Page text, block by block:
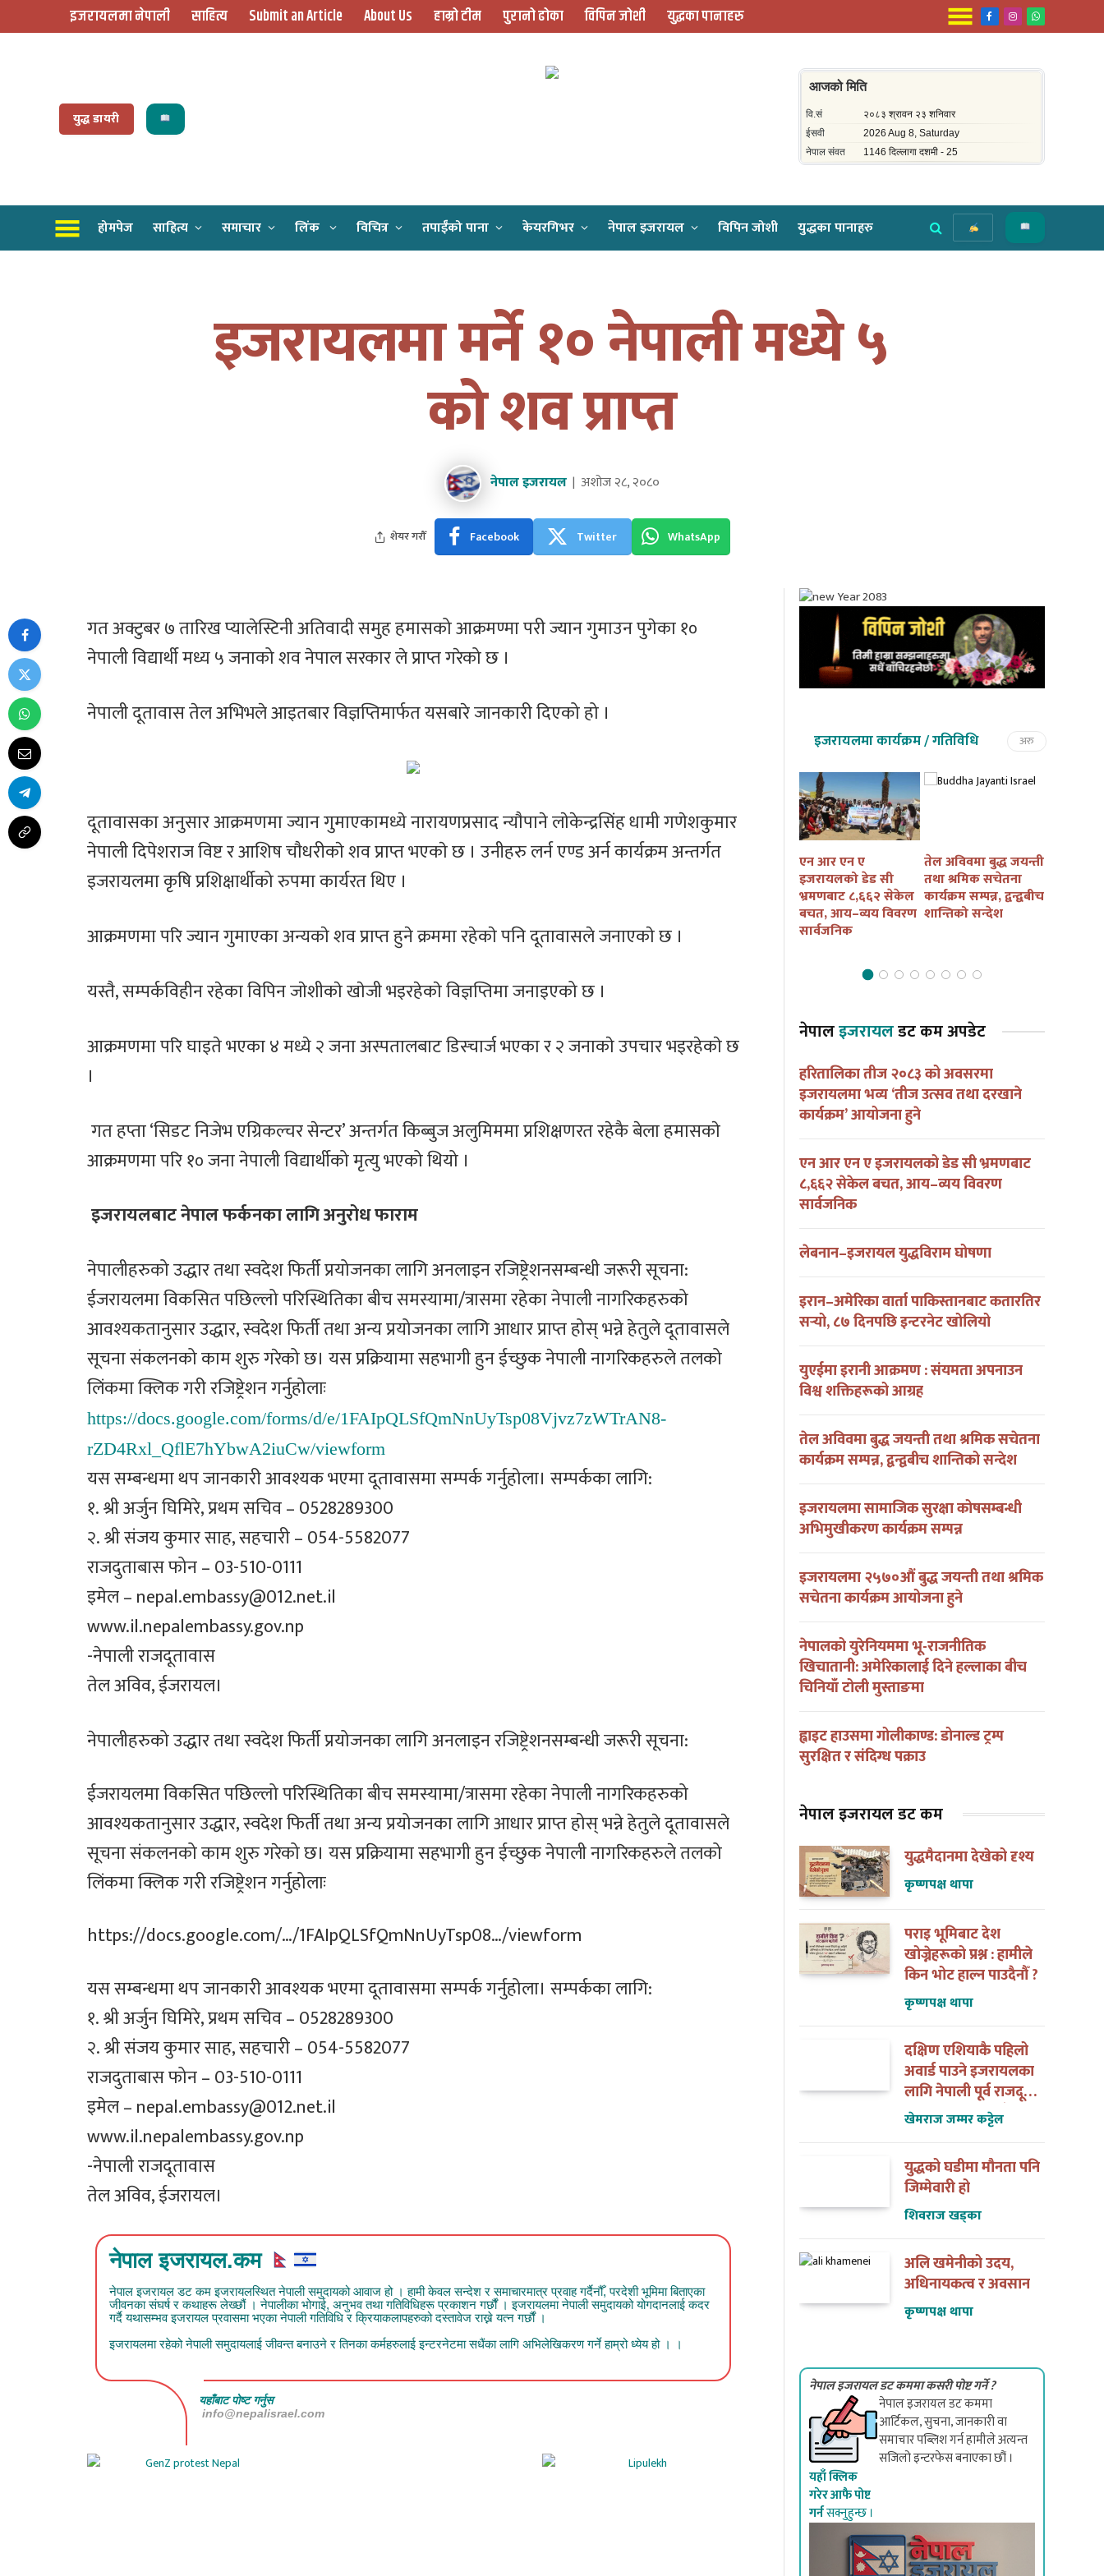
इजरायलमा नेपाली साहित्य Submit an Article About Us हाम्रो टीम पुरानो ढोका विपिन जोशी युद्धका पानाहरु Facebook
InstagramWhatsApp
युद्ध डायरी
होमपेज साहित्य समाचार लिंक विचित्र तपाईँको पाना केयरगिभर नेपाल इजरायल विपिन जोशी युद्धका पानाहरु
इजरायलमा मर्ने १० नेपाली मध्ये ५
को शव प्राप्त
नेपाल इजरायल अशोज २८, २०८०
शेयर गरौँ Facebook Twitter WhatsApp
गत अक्टुबर ७ तारिख प्यालेस्टिनी अतिवादी समुह हमासको आक्रमण्मा परी ज्यान गुमाउन पुगेका १०
नेपाली विद्यार्थी मध्य ५ जनाको शव नेपाल सरकार ले प्राप्त गरेको छ ।
नेपाली दूतावास तेल अभिभले आइतबार विज्ञप्तिमार्फत यसबारे जानकारी दिएको हो ।
दूतावासका अनुसार आक्रमणमा ज्यान गुमाएकामध्ये नारायणप्रसाद न्याैपाने लाेकेन्द्रसिंह धामी गणेशकुमार
नेपाली दिपेशराज विष्ट र आशिष चाैधरीकाे शव प्राप्त भएकाे छ । उनीहरु लर्न एण्ड अर्न कार्यक्रम अन्तर्गत
इजरायलमा कृषि प्रशिक्षार्थीको रुपमा कार्यरत थिए ।
आक्रमणमा परि ज्यान गुमाएका अन्यकाे शव प्राप्त हुने क्रममा रहेकाे पनि दूतावासले जनाएकाे छ ।
यस्तै, सम्पर्कविहीन रहेका विपिन जाेशीकाे खाेजी भइरहेकाे विज्ञप्तिमा जनाइएको छ ।
आक्रमणमा परि घाइते भएका ४ मध्ये २ जना अस्पतालबाट डिस्चार्ज भएका र २ जनाकाे उपचार भइरहेकाे छ
।
गत हप्ता ‘सिडट निजेभ एग्रिकल्चर सेन्टर’ अन्तर्गत किब्बुज अलुमिममा प्रशिक्षणरत रहेकै बेला हमासकाे
आक्रमणमा परि १० जना नेपाली विद्यार्थीको मृत्यु भएको थियो ।
इजरायलबाट नेपाल फर्कनका लागि अनुरोध फाराम
नेपालीहरुको उद्धार तथा स्वदेश फिर्ती प्रयोजनका लागि अनलाइन रजिष्ट्रेशनसम्बन्धी जरूरी सूचना:
ईजरायलमा विकसित पछिल्लो परिस्थितिका बीच समस्यामा/त्रासमा रहेका नेपाली नागरिकहरुको
आवश्यकतानुसार उद्धार, स्वदेश फिर्ती तथा अन्य प्रयोजनका लागि आधार प्राप्त होस् भन्ने हेतुले दूतावासले
सूचना संकलनको काम शुरु गरेको छ। यस प्रक्रियामा सहभागी हुन ईच्छुक नेपाली नागरिकहरुले तलको
लिंकमा क्लिक गरी रजिष्ट्रेशन गर्नुहोलाः
https://docs.google.com/forms/d/e/1FAIpQLSfQmNnUyTsp08Vjvz7zWTrAN8-
rZD4Rxl_QflE7hYbwA2iuCw/viewform
यस सम्बन्धमा थप जानकारी आवश्यक भएमा दूतावासमा सम्पर्क गर्नुहोला। सम्पर्कका लागि:
१. श्री अर्जुन घिमिरे, प्रथम सचिव – 0528289300
२. श्री संजय कुमार साह, सहचारी – 054-5582077
राजदुताबास फोन – 03-510-0111
इमेल – nepal.embassy@012.net.il
www.il.nepalembassy.gov.np
-नेपाली राजदूतावास
तेल अविव, ईजरायल।
नेपालीहरुको उद्धार तथा स्वदेश फिर्ती प्रयोजनका लागि अनलाइन रजिष्ट्रेशनसम्बन्धी जरूरी सूचना:
ईजरायलमा विकसित पछिल्लो परिस्थितिका बीच समस्यामा/त्रासमा रहेका नेपाली नागरिकहरुको
आवश्यकतानुसार उद्धार, स्वदेश फिर्ती तथा अन्य प्रयोजनका लागि आधार प्राप्त होस् भन्ने हेतुले दूतावासले
सूचना संकलनको काम शुरु गरेको छ। यस प्रक्रियामा सहभागी हुन ईच्छुक नेपाली नागरिकहरुले तलको
लिंकमा क्लिक गरी रजिष्ट्रेशन गर्नुहोलाः
https://docs.google.com/…/1FAIpQLSfQmNnUyTsp08…/viewform
यस सम्बन्धमा थप जानकारी आवश्यक भएमा दूतावासमा सम्पर्क गर्नुहोला। सम्पर्कका लागि:
१. श्री अर्जुन घिमिरे, प्रथम सचिव – 0528289300
२. श्री संजय कुमार साह, सहचारी – 054-5582077
राजदुताबास फोन – 03-510-0111
इमेल – nepal.embassy@012.net.il
www.il.nepalembassy.gov.np
-नेपाली राजदूतावास
तेल अविव, ईजरायल।
नेपाल इजरायल.कम
नेपाल इजरायल डट कम इजरायलस्थित नेपाली समुदायको आवाज हो । हामी केवल सन्देश र समाचारमात्र प्रवाह गर्दैनौँ, परदेशी भूमिमा बिताएका
जीवनका संघर्ष र कथाहरू लेख्छौं । नेपालीका भोगाई, अनुभव तथा गतिविधिहरू प्रकाशन गर्छौं । इजरायलमा नेपाली समुदायको योगदानलाई कदर
गर्दै यथासम्भव इजरायल प्रवासमा भएका नेपाली गतिविधि र क्रियाकलापहरुको दस्तावेज राख्ने यत्न गर्छौं ।
इजरायलमा रहेको नेपाली समुदायलाई जीवन्त बनाउने र तिनका कर्महरुलाई इन्टरनेटमा सधैंका लागि अभिलेखिकरण गर्ने हाम्रो ध्येय हो । ।
यहाँबाट पोष्ट गर्नुस
info@nepalisrael.com
इजरायलमा कार्यक्रम / गतिविधि अरु
नेपाल तामाङ घेदुङ
गायक छेवाङ लामा
इजरायल आउने
इजरायलमा ‘तमु तल्हो एन आर एन ए
इजरायलको डेड सी
भ्रमणबाट ८,६६२ सेकेल
बचत, आय–व्यय विवरण
सार्वजनिक
तेल अविवमा बुद्ध जयन्ती
तथा श्रमिक सचेतना
कार्यक्रम सम्पन्न, द्वन्द्वबीच
शान्तिको सन्देश
नेपालइजरायलडट कम अपडेट
हरितालिका तीज २०८३ को अवसरमा
इजरायलमा भव्य ‘तीज उत्सव तथा दरखाने
कार्यक्रम’ आयोजना हुने
एन आर एन ए इजरायलको डेड सी भ्रमणबाट
८,६६२ सेकेल बचत, आय–व्यय विवरण
सार्वजनिक
लेबनान–इजरायल युद्धविराम घोषणा
इरान–अमेरिका वार्ता पाकिस्तानबाट कतारतिर
सर्‍यो, ८७ दिनपछि इन्टरनेट खोलियो
युएईमा इरानी आक्रमण : संयमता अपनाउन
विश्व शक्तिहरूको आग्रह
तेल अविवमा बुद्ध जयन्ती तथा श्रमिक सचेतना
कार्यक्रम सम्पन्न, द्वन्द्वबीच शान्तिको सन्देश
इजरायलमा सामाजिक सुरक्षा कोषसम्बन्धी
अभिमुखीकरण कार्यक्रम सम्पन्न
इजरायलमा २५७०औं बुद्ध जयन्ती तथा श्रमिक
सचेतना कार्यक्रम आयोजना हुने
नेपालको युरेनियममा भू-राजनीतिक
खिचातानी: अमेरिकालाई दिने हल्लाका बीच
चिनियाँ टोली मुस्ताङमा
ह्वाइट हाउसमा गोलीकाण्ड: डोनाल्ड ट्रम्प
सुरक्षित र संदिग्ध पक्राउ
नेपाल इजरायल डट कम
युद्धमैदानमा देखेको दृश्य
कृष्णपक्ष थापा
पराइ भूमिबाट देश
खोज्नेहरूको प्रश्न : हामीले
किन भोट हाल्न पाउदैनौँ ?
कृष्णपक्ष थापा
दक्षिण एशियाकै पहिलो
अवार्ड पाउने इजरायलका
लागि नेपाली पूर्व राजदूत
डा. अन्जान शाक्यसँगको
खेमराज जम्मर कट्टेल
युद्धको घडीमा मौनता पनि
जिम्मेवारी हो
शिवराज खड्का
अलि खमेनीको उदय,
अधिनायकत्व र अवसान
कृष्णपक्ष थापा
नेपाल इजरायल डट कममा कसरी पोष्ट गर्ने ?
यहाँ क्लिक
गरेर आफै पोष्ट
गर्नसक्नुहुन्छ ।
नेपाल इजरायल डट कममा
आर्टिकल, सुचना, जानकारी वा
समाचार पब्लिश गर्न हामीले अत्यन्त
सजिलो इन्टरफेस बनाएका छौं ।